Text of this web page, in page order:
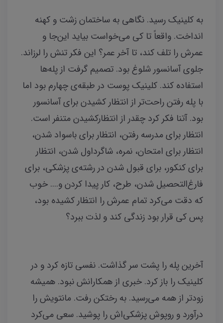
به کلینیک رسید. نگاهی به ساختمان زشت و کهنه
انداخت. واقعاً تا کی می‌خواست بیاید این‌جا و
عمرش را تلف کند، تا آخر عمر؟ این فکر تنش را لرزاند.
جلوی آسانسور شلوغ بود. تصمیم گرفت از پله‌‌ها
استفاده کند. کلینیک پوست در طبقه‌ی چهارم بود اما
با پله رفتن راحت‌تر از انتظار کشیدن برای آسانسور
بود. آتنا فکر کرد چقدر از انتظارکشیدن متنفر است.
انتظار برای مدرسه‌ رفتن، انتظار برای باسواد شدن،
انتظار برای امتحان، نمره، شاگرداول شدن، انتظار
برای کنکور، برای قبول‌ شدن در رشته‌ی پزشکی، برای
فارغ‌التحصیل شدن، طرح، کار پیدا کردن و.... خوب
که دقت می‌کرد تمام عمرش را انتظار کشیده بود،
پس کی قرار بود زندگی کند و لذت ببرد؟
آخرین پله را پشت سر گذاشت. نفسی تازه کرد و در
کلینیک را باز کرد. خبری از همکارانش نبود. همیشه
زودتر از همه می‌رسید. به رختکن رفت. مانتویش را
درآورد و روپوش پزشکی‌اش را پوشید. سعی می‌کرد